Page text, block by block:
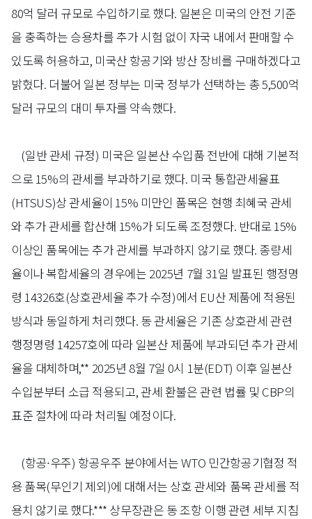
80억 달러 규모로 수입하기로 했다. 일본은 미국의 안전 기준
을 충족하는 승용차를 추가 시험 없이 자국 내에서 판매할 수
있도록 허용하고, 미국산 항공기와 방산 장비를 구매하겠다고
밝혔다. 더불어 일본 정부는 미국 정부가 선택하는 총 5,500억
달러 규모의 대미 투자를 약속했다.
(일반 관세 규정) 미국은 일본산 수입품 전반에 대해 기본적
으로 15%의 관세를 부과하기로 했다. 미국 통합관세율표
(HTSUS)상 관세율이 15% 미만인 품목은 현행 최혜국 관세
와 추가 관세를 합산해 15%가 되도록 조정했다. 반대로 15%
이상인 품목에는 추가 관세를 부과하지 않기로 했다. 종량세
율이나 복합세율의 경우에는 2025년 7월 31일 발표된 행정명
령 14326호(상호관세율 추가 수정)에서 EU산 제품에 적용된
방식과 동일하게 처리했다. 동 관세율은 기존 상호관세 관련
행정명령 14257호에 따라 일본산 제품에 부과되던 추가 관세
율을 대체하며,** 2025년 8월 7일 0시 1분(EDT) 이후 일본산
수입분부터 소급 적용되고, 관세 환불은 관련 법률 및 CBP의
표준 절차에 따라 처리될 예정이다.
(항공∙우주) 항공우주 분야에서는 WTO 민간항공기협정 적
용 품목(무인기 제외)에 대해서는 상호 관세와 품목 관세를 적
용치 않기로 했다.*** 상무장관은 동 조항 이행 관련 세부 지침